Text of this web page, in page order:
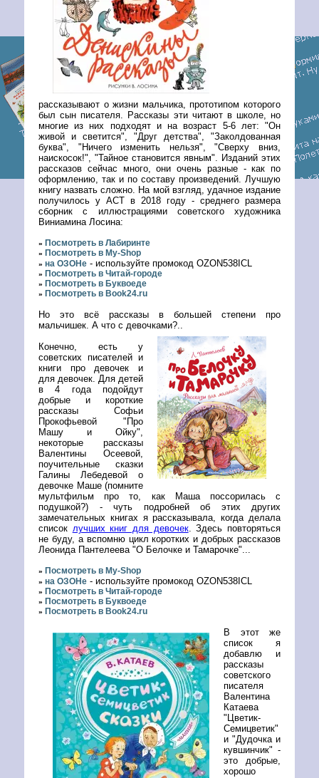
рассказывают о жизни мальчика, прототипом которого
был сын писателя. Рассказы эти читают в школе, но
многие из них подходят и на возраст 5-6 лет: "Он
живой и светится", "Друг детства", "Заколдованная
буква", "Ничего изменить нельзя", "Сверху вниз,
наискосок!", "Тайное становится явным". Изданий этих
рассказов сейчас много, они очень разные - как по
оформлению, так и по составу произведений. Лучшую
книгу назвать сложно. На мой взгляд, удачное издание
получилось у АСТ в 2018 году - среднего размера
сборник с иллюстрациями советского художника
Виниамина Лосина:
» Посмотреть в Лабиринте
» Посмотреть в My-Shop
» на ОЗОНе - используйте промокод OZON538ICL
» Посмотреть в Читай-городе
» Посмотреть в Буквоеде
» Посмотреть в Book24.ru
Но это всё рассказы в большей степени про
мальчишек. А что с девочками?..
Конечно, есть у
советских писателей и
книги про девочек и
для девочек. Для детей
в 4 года подойдут
добрые и короткие
рассказы Софьи
Прокофьевой "Про
Машу и Ойку",
некоторые рассказы
Валентины Осеевой,
поучительные сказки
Галины Лебедевой о
девочке Маше (помните
мультфильм про то, как Маша поссорилась с
подушкой?) - чуть подробней об этих других
замечательных книгах я рассказывала, когда делала
список лучших книг для девочек. Здесь повторяться
не буду, а вспомню цикл коротких и добрых рассказов
Леонида Пантелеева "О Белочке и Тамарочке"...
» Посмотреть в My-Shop
» на ОЗОНе - используйте промокод OZON538ICL
» Посмотреть в Читай-городе
» Посмотреть в Буквоеде
» Посмотреть в Book24.ru
В этот же
список я
добавлю и
рассказы
советского
писателя
Валентина
Катаева
"Цветик-
Семицветик"
и "Дудочка и
кувшинчик" -
это добрые,
хорошо